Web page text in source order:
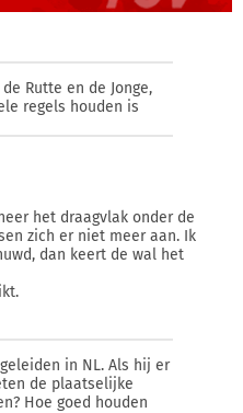
Rutte en de Jonge,
regels houden is
het draagvlak onder de
zich er niet meer aan. Ik
dan keert de wal het
in NL. Als hij er
de plaatselijke
Hoe goed houden